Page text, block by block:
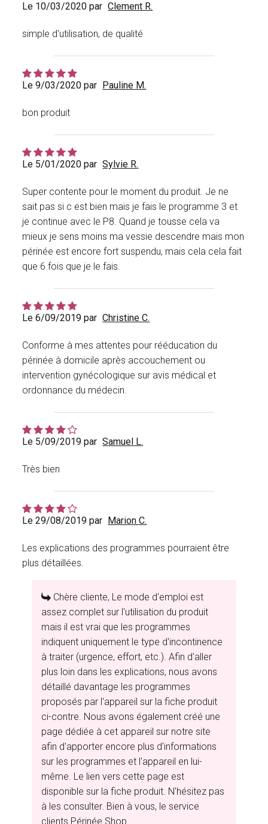
Le 10/03/2020 par Clement R.
simple d'utilisation, de qualité
Le 9/03/2020 par Pauline M.
bon produit
Le 5/01/2020 par Sylvie R.
Super contente pour le moment du produit. Je ne
sait pas si c est bien mais je fais le programme 3 et
je continue avec le P8. Quand je tousse cela va
mieux je sens moins ma vessie descendre mais mon
périnée est encore fort suspendu, mais cela cela fait
que 6 fois que je le fais.
Le 6/09/2019 par Christine C.
Conforme à mes attentes pour rééducation du
périnée à domicile après accouchement ou
intervention gynécologique sur avis médical et
ordonnance du médecin.
Le 5/09/2019 par Samuel L.
Très bien
Le 29/08/2019 par Marion C.
Les explications des programmes pourraient être
plus détaillées.
Chère cliente, Le mode d'emploi est
assez complet sur l'utilisation du produit
mais il est vrai que les programmes
indiquent uniquement le type d'incontinence
à traiter (urgence, effort, etc.). Afin d'aller
plus loin dans les explications, nous avons
détaillé davantage les programmes
proposés par l'appareil sur la fiche produit
ci-contre. Nous avons également créé une
page dédiée à cet appareil sur notre site
afin d'apporter encore plus d'informations
sur les programmes et l'appareil en lui-
même. Le lien vers cette page est
disponible sur la fiche produit. N'hésitez pas
à les consulter. Bien à vous, le service
clients Périnée Shop